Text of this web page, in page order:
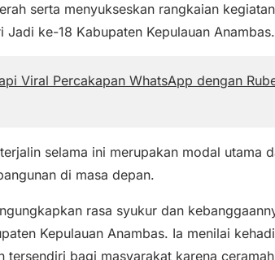
serta menyukseskan rangkaian
Jadi ke-18 Kabupaten Kepulauan Anambas.
Viral Percakapan WhatsApp dengan
selama ini merupakan modal utama
di masa depan.
rasa syukur dan
Kepulauan Anambas. Ia menilai
tersendiri bagi masyarakat karena